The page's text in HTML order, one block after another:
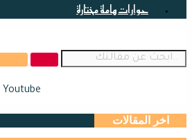
حوارات هامة مختارة
Youtube
اخر المقالات